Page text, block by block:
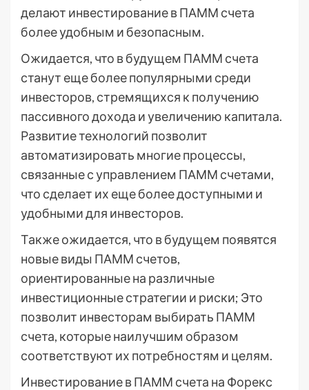
делают инвестирование в ПАММ счета
более удобным и безопасным.
Ожидается, что в будущем ПАММ счета
станут еще более популярными среди
инвесторов, стремящихся к получению
пассивного дохода и увеличению капитала.
Развитие технологий позволит
автоматизировать многие процессы,
связанные с управлением ПАММ счетами,
что сделает их еще более доступными и
удобными для инвесторов.
Также ожидается, что в будущем появятся
новые виды ПАММ счетов,
ориентированные на различные
инвестиционные стратегии и риски; Это
позволит инвесторам выбирать ПАММ
счета, которые наилучшим образом
соответствуют их потребностям и целям.
Инвестирование в ПАММ счета на Форекс